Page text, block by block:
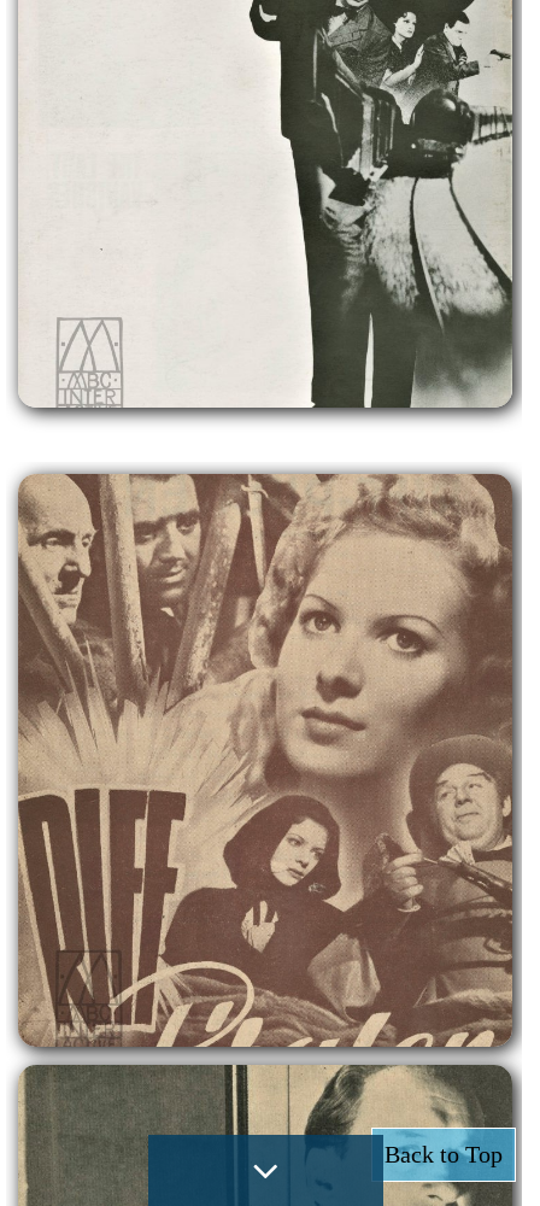
Back to Top